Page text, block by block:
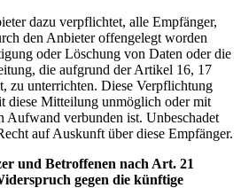
dazu verpflichtet, alle Empfänger,
den Anbieter offengelegt worden
oder Löschung von Daten oder die
die aufgrund der Artikel 16, 17
zu unterrichten. Diese Verpflichtung
diese Mitteilung unmöglich oder mit
Aufwand verbunden ist. Unbeschadet
auf Auskunft über diese Empfänger.
und Betroffenen nach Art. 21
gegen die künftige